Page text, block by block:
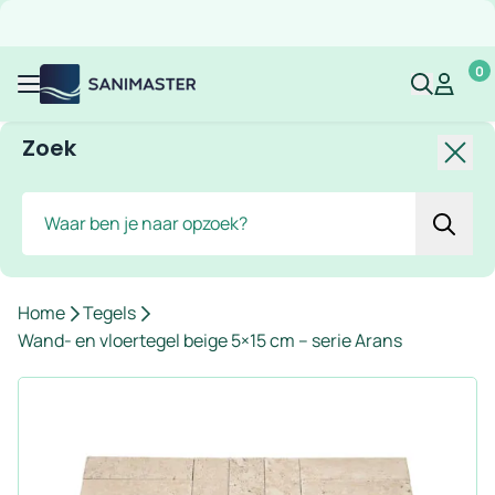
MenuSanimaster MijnMijn
0
Zoek
Home
Tegels
Wand- en vloertegel beige 5×15 cm – serie Arans